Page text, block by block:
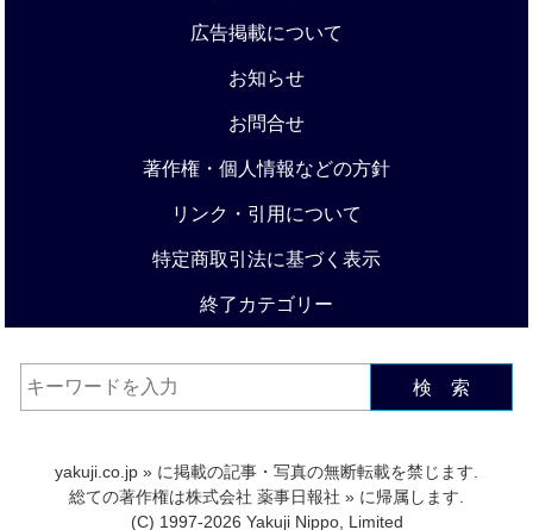
広告掲載について
お知らせ
お問合せ
著作権・個人情報などの方針
リンク・引用について
特定商取引法に基づく表示
終了カテゴリー
検 索
yakuji.co.jp » に掲載の記事・写真の無断転載を禁じます.
総ての著作権は株式会社 薬事日報社 » に帰属します.
(C) 1997-2026 Yakuji Nippo, Limited